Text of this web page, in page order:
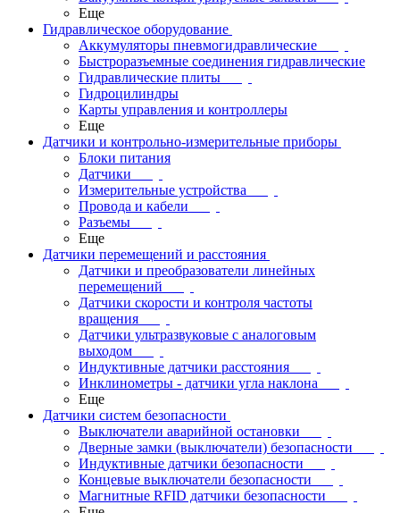
Еще
Гидравлическое оборудование
Аккумуляторы пневмогидравлические
Быстроразъемные соединения гидравлические
Гидравлические плиты
Гидроцилиндры
Карты управления и контроллеры
Еще
Датчики и контрольно-измерительные приборы
Блоки питания
Датчики
Измерительные устройства
Провода и кабели
Разъемы
Еще
Датчики перемещений и расстояния
Датчики и преобразователи линейных
перемещений
Датчики скорости и контроля частоты
вращения
Датчики ультразвуковые с аналоговым
выходом
Индуктивные датчики расстояния
Инклинометры - датчики угла наклона
Еще
Датчики систем безопасности
Выключатели аварийной остановки
Дверные замки (выключатели) безопасности
Индуктивные датчики безопасности
Концевые выключатели безопасности
Магнитные RFID датчики безопасности